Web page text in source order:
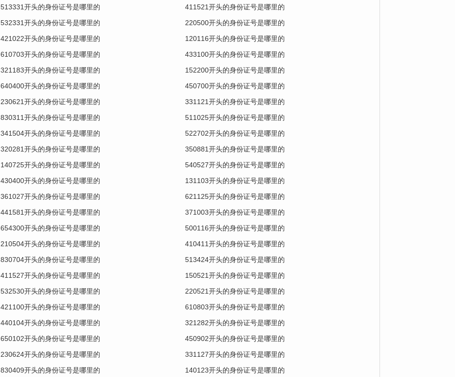
513331开头的身份证号是哪里的
411521开头的身份证号是哪里的
532331开头的身份证号是哪里的
220500开头的身份证号是哪里的
421022开头的身份证号是哪里的
120116开头的身份证号是哪里的
610703开头的身份证号是哪里的
433100开头的身份证号是哪里的
321183开头的身份证号是哪里的
152200开头的身份证号是哪里的
640400开头的身份证号是哪里的
450700开头的身份证号是哪里的
230621开头的身份证号是哪里的
331121开头的身份证号是哪里的
830311开头的身份证号是哪里的
511025开头的身份证号是哪里的
341504开头的身份证号是哪里的
522702开头的身份证号是哪里的
320281开头的身份证号是哪里的
350881开头的身份证号是哪里的
140725开头的身份证号是哪里的
540527开头的身份证号是哪里的
430400开头的身份证号是哪里的
131103开头的身份证号是哪里的
361027开头的身份证号是哪里的
621125开头的身份证号是哪里的
441581开头的身份证号是哪里的
371003开头的身份证号是哪里的
654300开头的身份证号是哪里的
500116开头的身份证号是哪里的
210504开头的身份证号是哪里的
410411开头的身份证号是哪里的
830704开头的身份证号是哪里的
513424开头的身份证号是哪里的
411527开头的身份证号是哪里的
150521开头的身份证号是哪里的
532530开头的身份证号是哪里的
220521开头的身份证号是哪里的
421100开头的身份证号是哪里的
610803开头的身份证号是哪里的
440104开头的身份证号是哪里的
321282开头的身份证号是哪里的
650102开头的身份证号是哪里的
450902开头的身份证号是哪里的
230624开头的身份证号是哪里的
331127开头的身份证号是哪里的
830409开头的身份证号是哪里的
140123开头的身份证号是哪里的